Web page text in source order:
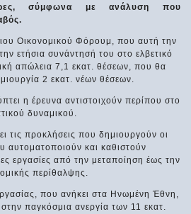
σύμφωνα με ανάλυση που
Οικονομικού Φόρουμ, που αυτή την
ετήσια συνάντησή του στο ελβετικό
απώλεια 7,1 εκατ. θέσεων, που θα
2 εκατ. νέων θέσεων.
η έρευνα αντιστοιχούν περίπου στο
δυναμικού.
τις προκλήσεις που δημιουργούν οι
αυτοματοποιούν και καθιστούν
εργασίες από την μεταποίηση έως την
περίθαλψης.
που ανήκει στα Ηνωμένη Έθνη,
παγκόσμια ανεργία των 11 εκατ.